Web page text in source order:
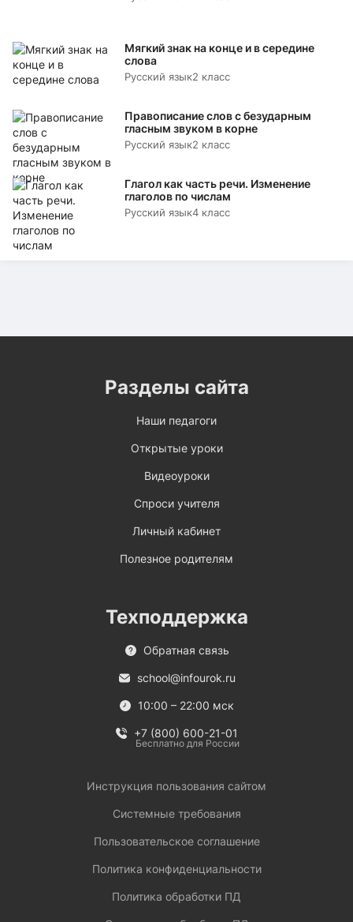
Мягкий знак на конце и в середине
слова
Русский язык2 класс
Правописание слов с безударным
гласным звуком в корне
Русский язык2 класс
Глагол как часть речи. Изменение
глаголов по числам
Русский язык4 класс
Разделы сайта
Наши педагоги
Открытые уроки
Видеоуроки
Спроси учителя
Личный кабинет
Полезное родителям
Техподдержка
Обратная связь
school@infourok.ru
10:00 – 22:00 мск
+7 (800) 600-21-01
Бесплатно для России
Инструкция пользования сайтом
Системные требования
Пользовательское соглашение
Политика конфиденциальности
Политика обработки ПД